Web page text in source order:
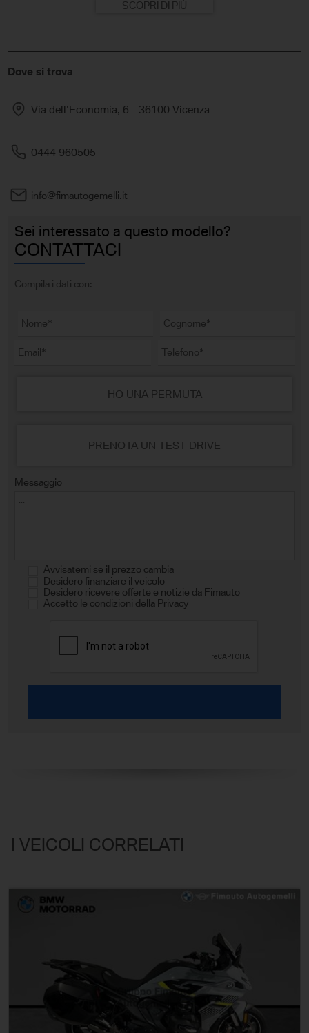
SCOPRI DI PIÙ
Dove si trova
Via dell'Economia, 6 - 36100 Vicenza
0444 960505
info@fimautogemelli.it
Sei interessato a questo modello?
CONTATTACI
Compila i dati con:
HO UNA PERMUTA
PRENOTA UN TEST DRIVE
Messaggio
Avvisatemi se il prezzo cambia
Desidero finanziare il veicolo
Desidero ricevere offerte e notizie da Fimauto
Accetto le condizioni della Privacy
I VEICOLI CORRELATI